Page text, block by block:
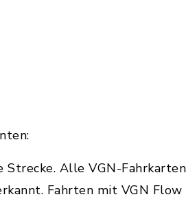
Strecke. Alle VGN-
Fahrten mit VGN